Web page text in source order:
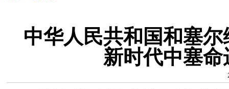
中华人民共和国和塞
新时代中塞